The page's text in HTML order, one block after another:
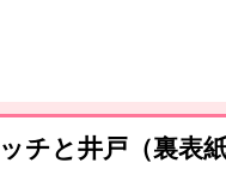
チと井戸（裏表